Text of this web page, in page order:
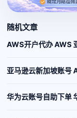
随机文章
AWS开户代办 AWS
亚马逊云新加坡账号
华为云账号自助下单